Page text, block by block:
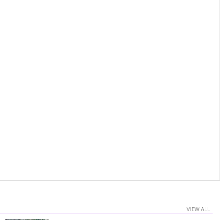
VIEW ALL